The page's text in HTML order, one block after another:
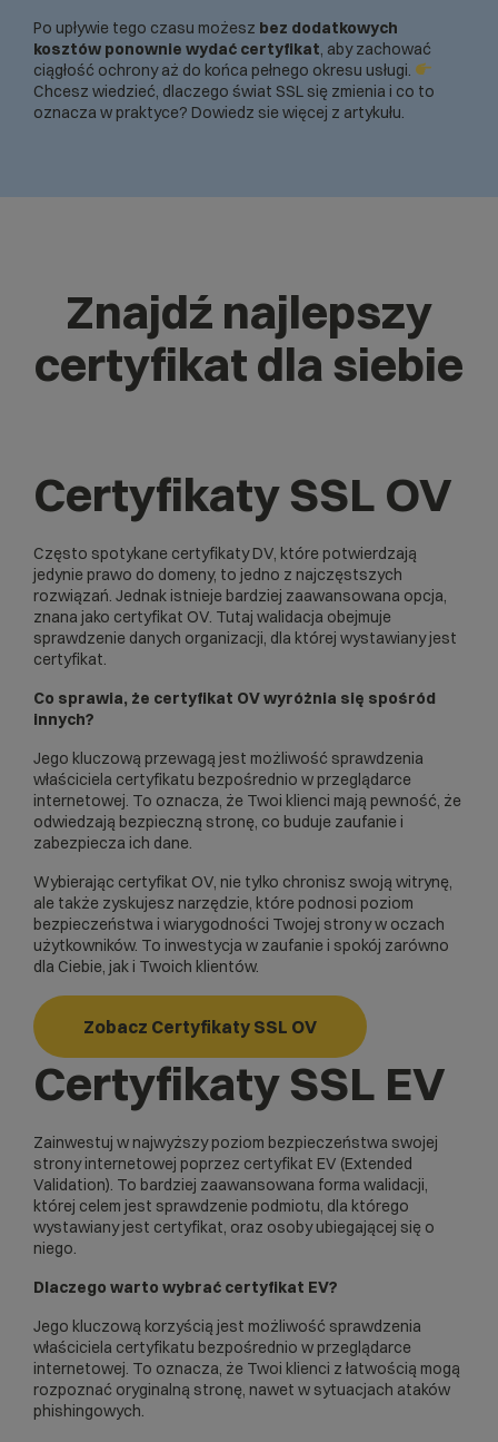
Po upływie tego czasu możesz bez dodatkowych
kosztów ponownie wydać certyfikat, aby zachować
ciągłość ochrony aż do końca pełnego okresu usługi.
Chcesz wiedzieć, dlaczego świat SSL się zmienia i co to
oznacza w praktyce? Dowiedz sie więcej z artykułu.
Znajdź najlepszy
certyfikat dla siebie
Certyfikaty SSL OV
Często spotykane certyfikaty DV, które potwierdzają
jedynie prawo do domeny, to jedno z najczęstszych
rozwiązań. Jednak istnieje bardziej zaawansowana opcja,
znana jako certyfikat OV. Tutaj walidacja obejmuje
sprawdzenie danych organizacji, dla której wystawiany jest
certyfikat.
Co sprawia, że certyfikat OV wyróżnia się spośród
innych?
Jego kluczową przewagą jest możliwość sprawdzenia
właściciela certyfikatu bezpośrednio w przeglądarce
internetowej. To oznacza, że Twoi klienci mają pewność, że
odwiedzają bezpieczną stronę, co buduje zaufanie i
zabezpiecza ich dane.
Wybierając certyfikat OV, nie tylko chronisz swoją witrynę,
ale także zyskujesz narzędzie, które podnosi poziom
bezpieczeństwa i wiarygodności Twojej strony w oczach
użytkowników. To inwestycja w zaufanie i spokój zarówno
dla Ciebie, jak i Twoich klientów.
Zobacz Certyfikaty SSL OV
Certyfikaty SSL EV
Zainwestuj w najwyższy poziom bezpieczeństwa swojej
strony internetowej poprzez certyfikat EV (Extended
Validation). To bardziej zaawansowana forma walidacji,
której celem jest sprawdzenie podmiotu, dla którego
wystawiany jest certyfikat, oraz osoby ubiegającej się o
niego.
Dlaczego warto wybrać certyfikat EV?
Jego kluczową korzyścią jest możliwość sprawdzenia
właściciela certyfikatu bezpośrednio w przeglądarce
internetowej. To oznacza, że Twoi klienci z łatwością mogą
rozpoznać oryginalną stronę, nawet w sytuacjach ataków
phishingowych.